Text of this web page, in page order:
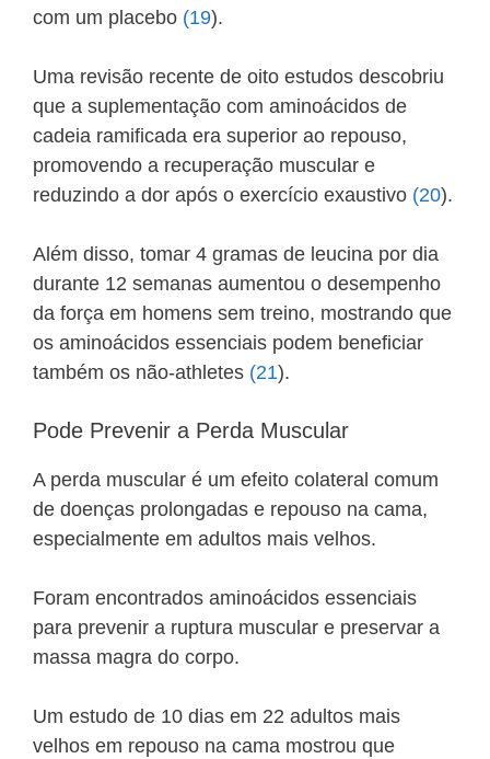
com um placebo (19).
Uma revisão recente de oito estudos descobriu
que a suplementação com aminoácidos de
cadeia ramificada era superior ao repouso,
promovendo a recuperação muscular e
reduzindo a dor após o exercício exaustivo (20).
Além disso, tomar 4 gramas de leucina por dia
durante 12 semanas aumentou o desempenho
da força em homens sem treino, mostrando que
os aminoácidos essenciais podem beneficiar
também os não-athletes (21).
Pode Prevenir a Perda Muscular
A perda muscular é um efeito colateral comum
de doenças prolongadas e repouso na cama,
especialmente em adultos mais velhos.
Foram encontrados aminoácidos essenciais
para prevenir a ruptura muscular e preservar a
massa magra do corpo.
Um estudo de 10 dias em 22 adultos mais
velhos em repouso na cama mostrou que